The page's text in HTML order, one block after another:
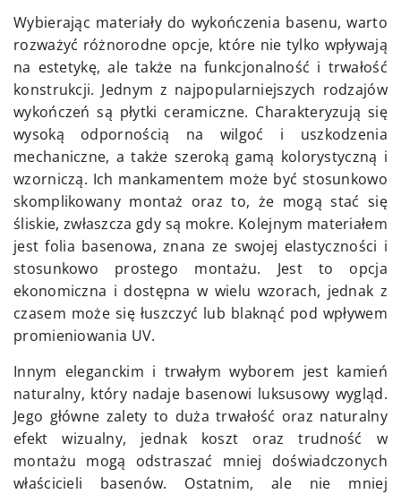
Wybierając materiały do wykończenia basenu, warto
rozważyć różnorodne opcje, które nie tylko wpływają
na estetykę, ale także na funkcjonalność i trwałość
konstrukcji. Jednym z najpopularniejszych rodzajów
wykończeń są płytki ceramiczne. Charakteryzują się
wysoką odpornością na wilgoć i uszkodzenia
mechaniczne, a także szeroką gamą kolorystyczną i
wzorniczą. Ich mankamentem może być stosunkowo
skomplikowany montaż oraz to, że mogą stać się
śliskie, zwłaszcza gdy są mokre. Kolejnym materiałem
jest folia basenowa, znana ze swojej elastyczności i
stosunkowo prostego montażu. Jest to opcja
ekonomiczna i dostępna w wielu wzorach, jednak z
czasem może się łuszczyć lub blaknąć pod wpływem
promieniowania UV.
Innym eleganckim i trwałym wyborem jest kamień
naturalny, który nadaje basenowi luksusowy wygląd.
Jego główne zalety to duża trwałość oraz naturalny
efekt wizualny, jednak koszt oraz trudność w
montażu mogą odstraszać mniej doświadczonych
właścicieli basenów. Ostatnim, ale nie mniej